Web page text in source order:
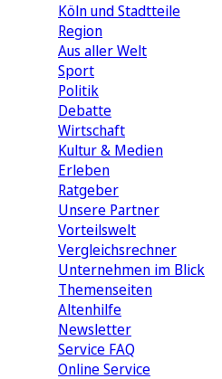
Köln und Stadtteile
Region
Aus aller Welt
Sport
Politik
Debatte
Wirtschaft
Kultur & Medien
Erleben
Ratgeber
Unsere Partner
Vorteilswelt
Vergleichsrechner
Unternehmen im Blick
Themenseiten
Altenhilfe
Newsletter
Service FAQ
Online Service